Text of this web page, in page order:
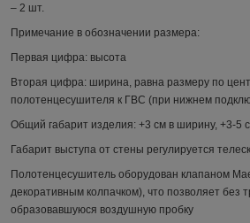
– 2 шт.
Примечание в обозначении размера:
Первая цифра: высота
Вторая цифра: ширина, равна размеру по
полотенцесушителя к ГВС (при нижнем
Общий габарит изделия: +3 см в ширину, +3-5
Габарит выступа от стены регулируется
Полотенцесушитель оборудован клапаном
декоративным колпачком), что позволяет без
образовавшуюся воздушную пробку